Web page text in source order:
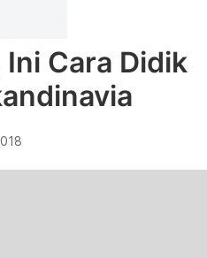
Cara Didik